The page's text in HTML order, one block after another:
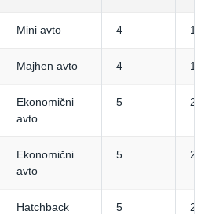
Mini avto 4 1-2
Majhen avto 4 1-2
Ekonomični
avto
5 2
Ekonomični
avto
5 2-3
Hatchback 5 2-3